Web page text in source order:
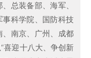
总装备部、海军、
科学院、国防科技
南京、广州、成都
喜迎十八大、争创新